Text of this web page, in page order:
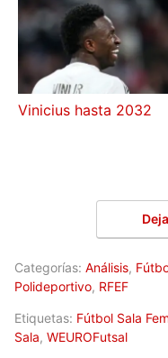
Vinicius hasta 2032
Categorías: Análisis,
Polideportivo, RFEF
Etiquetas: Fútbol Sala
Sala, WEUROFutsal